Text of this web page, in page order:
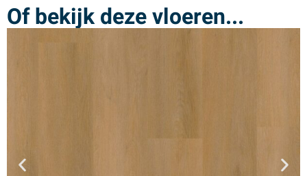
Of bekijk deze vloeren...